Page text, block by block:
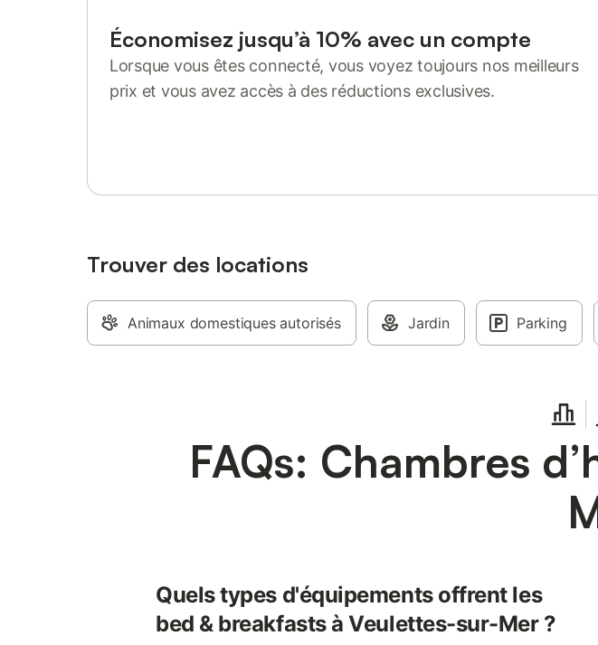
Économisez jusqu’à 10% avec un compte
Lorsque vous êtes connecté, vous voyez toujours nos meilleurs
prix et vous avez accès à des réductions exclusives.
Trouver des locations
Animaux domestiques autorisés Jardin Parking
FAQs: Chambres
Quels types d'équipements offrent les
bed & breakfasts à Veulettes-sur-Mer ?